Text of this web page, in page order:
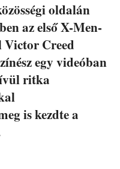
oldalán
az első X-Men-
Creed
egy videóban
ritka
is kezdte a